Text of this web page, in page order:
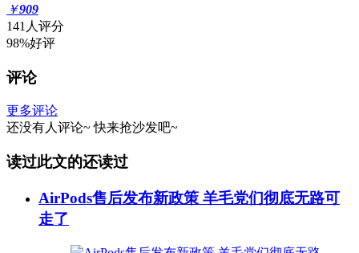
￥909
141人评分
98%好评
评论
更多评论
还没有人评论~ 快来抢沙发吧~
读过此文的还读过
AirPods售后发布新政策 羊毛党们彻底无路可
走了